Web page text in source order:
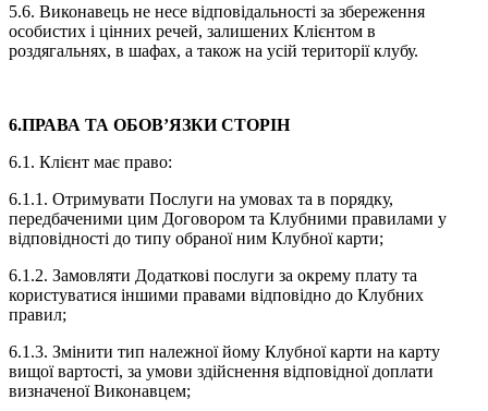
5.6. Виконавець не несе відповідальності за збереження
особистих і цінних речей, залишених Клієнтом в
роздягальнях, в шафах, а також на усій території клубу.
6.ПРАВА ТА ОБОВ’ЯЗКИ СТОРІН
6.1. Клієнт має право:
6.1.1. Отримувати Послуги на умовах та в порядку,
передбаченими цим Договором та Клубними правилами у
відповідності до типу обраної ним Клубної карти;
6.1.2. Замовляти Додаткові послуги за окрему плату та
користуватися іншими правами відповідно до Клубних
правил;
6.1.3. Змінити тип належної йому Клубної карти на карту
вищої вартості, за умови здійснення відповідної доплати
визначеної Виконавцем;